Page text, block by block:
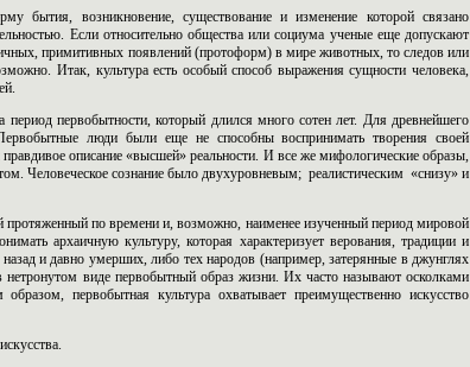
бытия, возникновение, существование и изменение которой связано
Если относительно общества или социума ученые еще допускают
примитивных появлений (протоформ) в мире животных, то следов или
Итак, культура есть особый способ выражения сущности человека,
период первобытности, который длился много сотен лет. Для древнейшего
люди были еще не способны воспринимать творения своей
описание «высшей» реальности. И все же мифологические образы,
Человеческое сознание было двухуровневым; реалистическим «снизу» и
протяженный по времени и, возможно, наименее изученный период мировой
архаичную культуру, которая характеризует верования, традиции и
и давно умерших, либо тех народов (например, затерянные в джунглях
нетронутом виде первобытный образ жизни. Их часто называют осколками
первобытная культура охватывает преимущественно искусство